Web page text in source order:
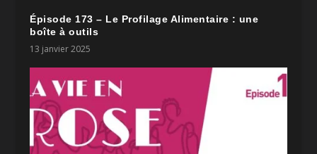
Épisode 173 – Le Profilage Alimentaire : une
boîte à outils
13 janvier 2025